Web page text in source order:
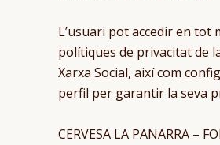
L’usuari pot accedir en tot
polítiques de privacitat de
Xarxa Social, així com
perfil per garantir la seva
CERVESA LA PANARRA –